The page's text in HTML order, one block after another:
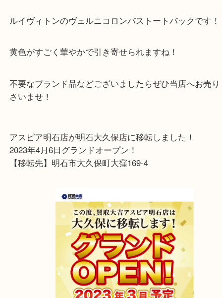
本日ご紹介するのは
ルイヴィトンのヴェルニコロンバストートバックで
不要なブランド品などございましたらぜひ当店へお
さいませ！
アスピア明石店が明石大久保店に移転しました！
2023年4月6日グランドオープン！
【移転先】明石市大久保町大窪169-4